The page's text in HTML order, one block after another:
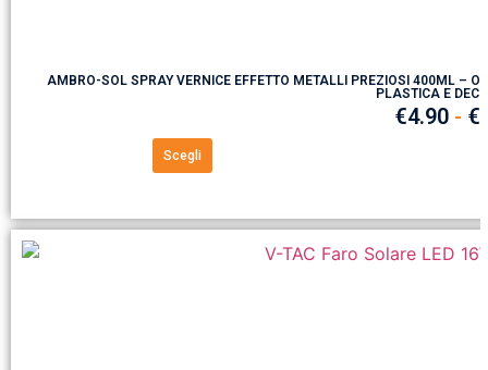
AMBRO-SOL SPRAY VERNICE EFFETTO METALLI PREZIOSI 400ML –
PLASTICA E
€4.90 - €
Scegli